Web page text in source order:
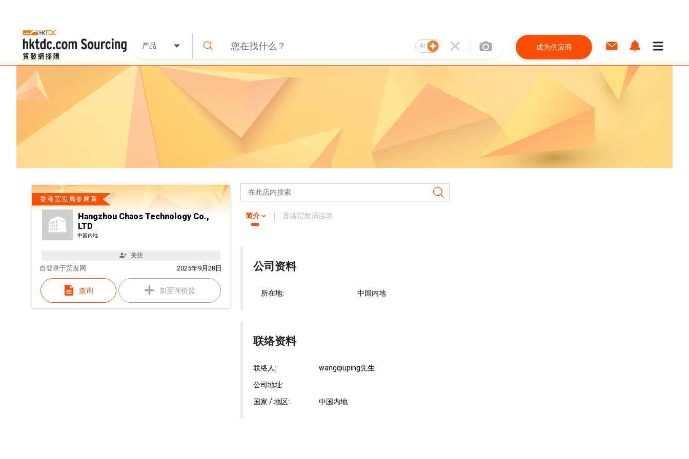
产品 AI 成为供应商
香港贸发局参展商
Hangzhou Chaos Technology Co.,
LTD
中国内地
关注
自 2025年9月28日
登录于贸发网
查询 加至询价篮
简介 香港贸发局活动
公司资料
所在地: 中国内地
联络资料
联络人: wangqiuping先生
公司地址:
国家 / 地区: 中国内地